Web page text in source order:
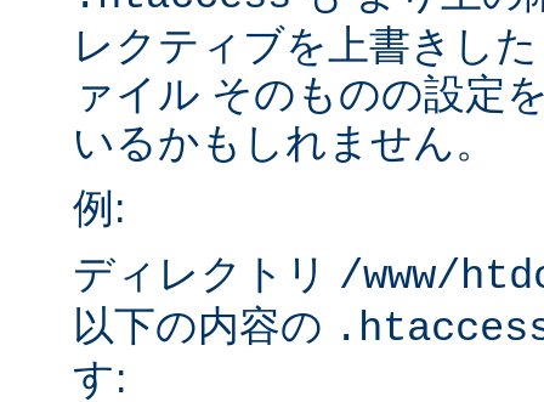
レクティブを上書きし
ァイル そのものの設定
いるかもしれません。
例:
ディレクトリ /www/
以下の内容の
す: